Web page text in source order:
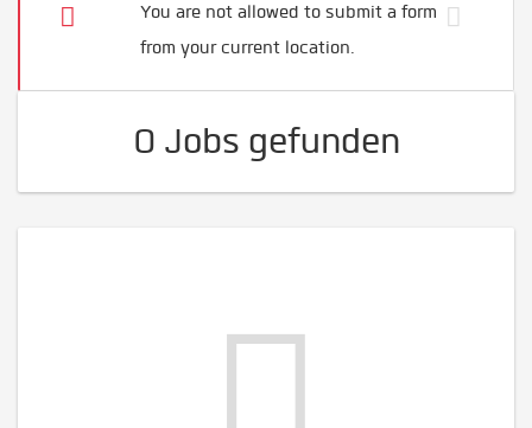
You are not allowed to submit a form
from your current location.
0 Jobs gefunden